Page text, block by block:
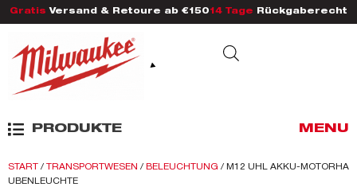
Gratis Versand & Retoure ab €150 14 Tage Rückgaberecht
PRODUKTE MENU
START / TRANSPORTWESEN / BELEUCHTUNG / M12 UHL AKKU-MOTORHA
UBENLEUCHTE